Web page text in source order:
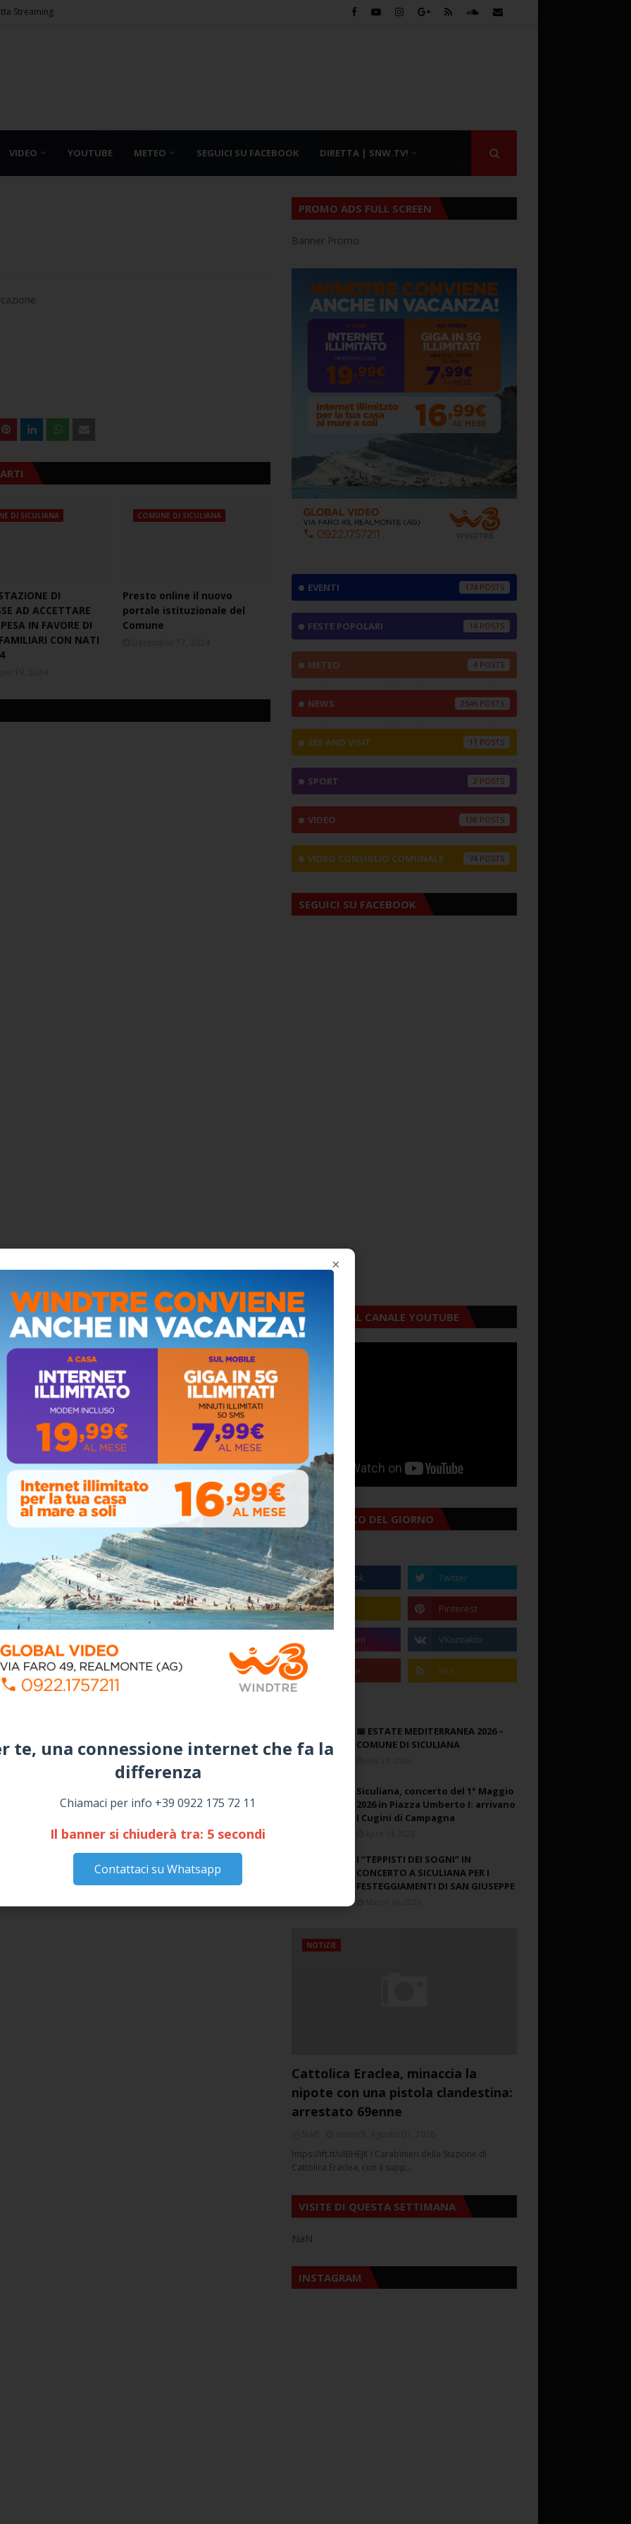
Streaming
VIDEO YOUTUBE METEO SEGUICI SU FACEBOOK DIRETTA | SNW.TV!
DI SICULIANA
DI
AD ACCETTARE
IN FAVORE DI
CON NATI
COMUNE DI SICULIANA
Presto online il nuovo
portale istituzionale del
Comune
PROMO ADS FULL SCREEN
Banner Promo
×
te, una connessione internet che fa la
differenza​
Chiamaci per info +39 0922 175 72 11
Il banner si chiuderà tra: 4 secondi
Contattaci su Whatsapp
EVENTI 174
FESTE POPOLARI 14
METEO 4
NEWS 2546
SEE AND VISIT 11
SPORT 2
VIDEO 138
VIDEO CONSIGLIO COMUNALE 74
SEGUICI SU FACEBOOK
ISCRIVITI AL CANALE YOUTUBE
ALMANACCO DEL GIORNO
📅 ESTATE MEDITERRANEA 2026 –
COMUNE DI SICULIANA
Siculiana, concerto del 1° Maggio
2026 in Piazza Umberto I: arrivano
I Cugini di Campagna
I “TEPPISTI DEI SOGNI” IN
CONCERTO A SICULIANA PER I
FESTEGGIAMENTI DI SAN GIUSEPPE
NOTIZIE
Cattolica Eraclea, minaccia la
nipote con una pistola clandestina:
arrestato 69enne
https://ift.tt/ulBHEJK I Carabinieri della Stazione di
Cattolica Eraclea, con il supp…
VISITE DI QUESTA SETTIMANA
NaN
INSTAGRAM